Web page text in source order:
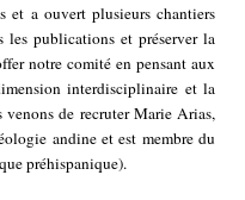
et a ouvert plusieurs chantiers
les publications et préserver la
notre comité en pensant aux
interdisciplinaire et la
de recruter Marie Arias,
andine et est membre du
préhispanique).